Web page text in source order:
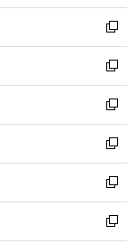
ウ
で
開
く
ン
ド
ウ
で
開
く
新
し
い
ウ
ィ
ン
ド
ウ
で
開
く
新
し
い
ウ
ィ
ン
ド
ウ
で
開
新
し
い
ウ
ィ
ン
ド
新
し
い
ウ
ィ
新
し
い
新